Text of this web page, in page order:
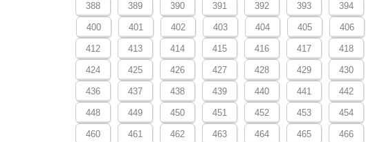
388 389 390 391 392 393 394
400 401 402 403 404 405 406
412 413 414 415 416 417 418
424 425 426 427 428 429 430
436 437 438 439 440 441 442
448 449 450 451 452 453 454
460 461 462 463 464 465 466